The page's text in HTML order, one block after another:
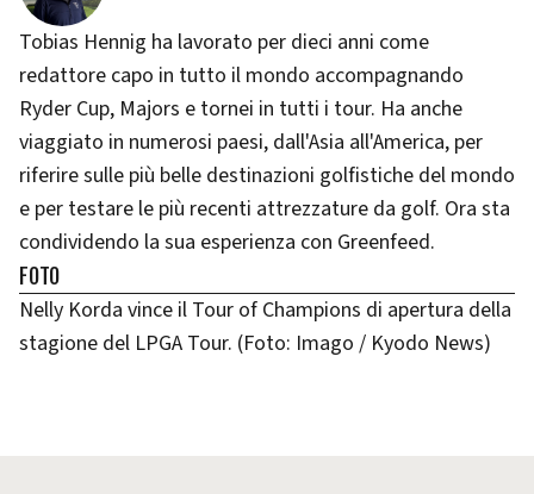
Tobias Hennig ha lavorato per dieci anni come
redattore capo in tutto il mondo accompagnando
Ryder Cup, Majors e tornei in tutti i tour. Ha anche
viaggiato in numerosi paesi, dall'Asia all'America, per
riferire sulle più belle destinazioni golfistiche del mondo
e per testare le più recenti attrezzature da golf. Ora sta
condividendo la sua esperienza con Greenfeed.
FOTO
Nelly Korda vince il Tour of Champions di apertura della
stagione del LPGA Tour. (Foto: Imago / Kyodo News)